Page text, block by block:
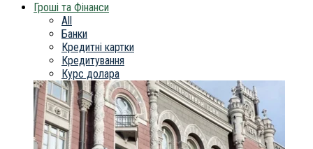
Гроші та Фінанси
All
Банки
Кредитні картки
Кредитування
Курс долара